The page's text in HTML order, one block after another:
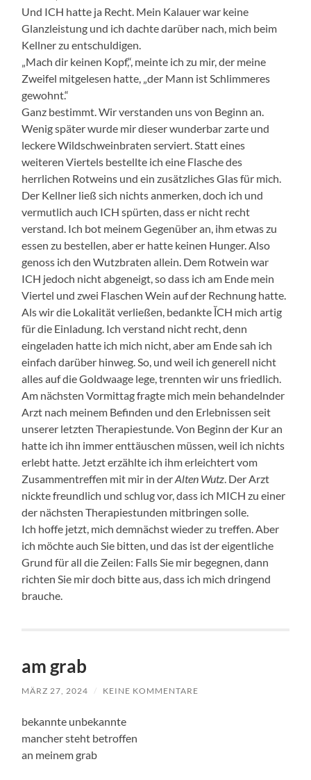
Und ICH hatte ja Recht. Mein Kalauer war keine
Glanzleistung und ich dachte darüber nach, mich beim
Kellner zu entschuldigen.
„Mach dir keinen Kopf,“, meinte ich zu mir, der meine
Zweifel mitgelesen hatte, „der Mann ist Schlimmeres
gewohnt.“
Ganz bestimmt. Wir verstanden uns von Beginn an.
Wenig später wurde mir dieser wunderbar zarte und
leckere Wildschweinbraten serviert. Statt eines
weiteren Viertels bestellte ich eine Flasche des
herrlichen Rotweins und ein zusätzliches Glas für mich.
Der Kellner ließ sich nichts anmerken, doch ich und
vermutlich auch ICH spürten, dass er nicht recht
verstand. Ich bot meinem Gegenüber an, ihm etwas zu
essen zu bestellen, aber er hatte keinen Hunger. Also
genoss ich den Wutzbraten allein. Dem Rotwein war
ICH jedoch nicht abgeneigt, so dass ich am Ende mein
Viertel und zwei Flaschen Wein auf der Rechnung hatte.
Als wir die Lokalität verließen, bedankte ĬCH mich artig
für die Einladung. Ich verstand nicht recht, denn
eingeladen hatte ich mich nicht, aber am Ende sah ich
einfach darüber hinweg. So, und weil ich generell nicht
alles auf die Goldwaage lege, trennten wir uns friedlich.
Am nächsten Vormittag fragte mich mein behandelnder
Arzt nach meinem Befinden und den Erlebnissen seit
unserer letzten Therapiestunde. Von Beginn der Kur an
hatte ich ihn immer enttäuschen müssen, weil ich nichts
erlebt hatte. Jetzt erzählte ich ihm erleichtert vom
Zusammentreffen mit mir in derAlten Wutz . Der Arzt
nickte freundlich und schlug vor, dass ich MICH zu einer
der nächsten Therapiestunden mitbringen solle.
Ich hoffe jetzt, mich demnächst wieder zu treffen. Aber
ich möchte auch Sie bitten, und das ist der eigentliche
Grund für all die Zeilen: Falls Sie mir begegnen, dann
richten Sie mir doch bitte aus, dass ich mich dringend
brauche.
am grab
MÄRZ 27, 2024 / KEINE KOMMENTARE
bekannte unbekannte
mancher steht betroffen
an meinem grab